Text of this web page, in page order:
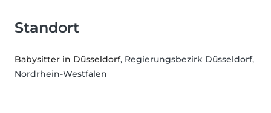
Standort
Babysitter in Düsseldorf, Regierungsbezirk Düsseldorf,
Nordrhein-Westfalen